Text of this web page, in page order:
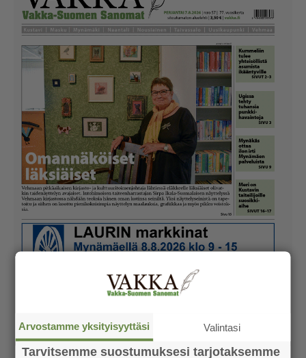
Arvostamme yksityisyyttäsi Valintasi
Tarvitsemme suostumuksesi tarjotaksemme